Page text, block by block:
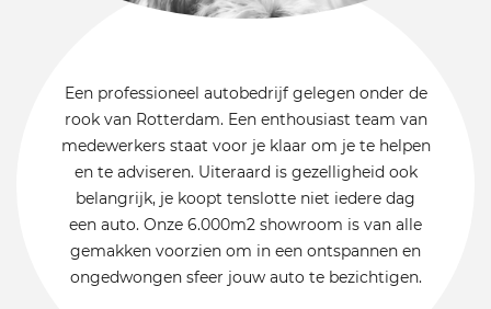
Een professioneel autobedrijf gelegen onder de
rook van Rotterdam. Een enthousiast team van
medewerkers staat voor je klaar om je te helpen
en te adviseren. Uiteraard is gezelligheid ook
belangrijk, je koopt tenslotte niet iedere dag
een auto. Onze 6.000m2 showroom is van alle
gemakken voorzien om in een ontspannen en
ongedwongen sfeer jouw auto te bezichtigen.